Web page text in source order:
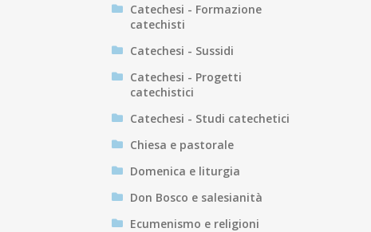
Catechesi - Formazione
catechisti
Catechesi - Sussidi
Catechesi - Progetti
catechistici
Catechesi - Studi catechetici
Chiesa e pastorale
Domenica e liturgia
Don Bosco e salesianità
Ecumenismo e religioni